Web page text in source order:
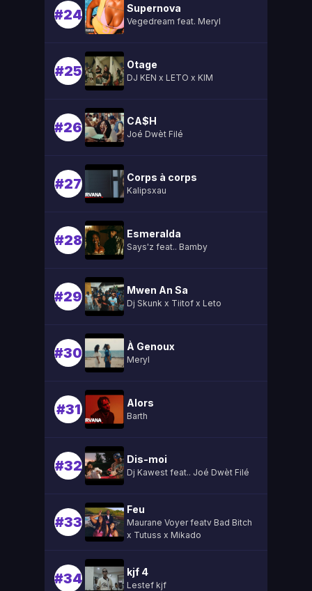
#24 Supernova
Vegedream feat. Meryl
#25 Otage
DJ KEN x LETO x KIM
#26 CA$H
Joé Dwèt Filé
#27 Corps à corps
Kalipsxau
#28 Esmeralda
Says'z feat.. Bamby
#29 Mwen An Sa
Dj Skunk x Tiitof x Leto
#30 À Genoux
Meryl
#31 Alors
Barth
#32 Dis-moi
Dj Kawest feat.. Joé Dwèt Filé
#33
Feu
Maurane Voyer featv Bad Bitch
x Tutuss x Mikado
#34 kjf 4
Lestef kjf